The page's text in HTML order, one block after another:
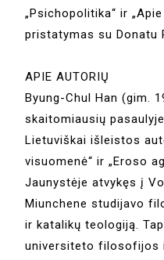
„Psichopolitika“ ir
pristatymas su Donatu
APIE AUTORIŲ
Byung-Chul Han (gim.
skaitomiausių
Lietuviškai išleistos
visuomenė“ ir „Eroso
Jaunystėje atvykęs į
Miunchene studijavo
ir katalikų teologiją.
universiteto filosofijos